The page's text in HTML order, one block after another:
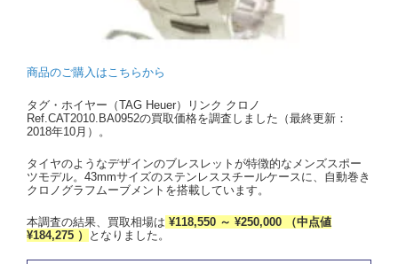
商品のご購入はこちらから
タグ・ホイヤー（TAG Heuer）リンク クロノ
Ref.CAT2010.BA0952の買取価格を調査しました（最終更新：
2018年10月）。
タイヤのようなデザインのブレスレットが特徴的なメンズスポー
ツモデル。43mmサイズのステンレススチールケースに、自動巻き
クロノグラフムーブメントを搭載しています。
本調査の結果、買取相場は ¥118,550 ～ ¥250,000 （中点値
¥184,275 ）
となりました。